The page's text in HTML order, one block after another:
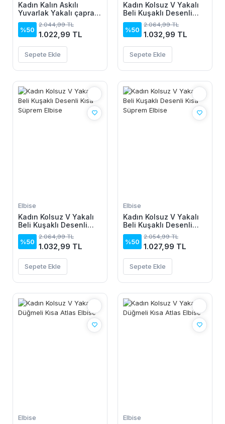
Kadın Kalın Askılı
Yuvarlak Yakalı çapraz
Detaylı Yandan
Bağlamalı üst Süprem
Alt Viskon Elbise
%50
2.044,99 TL
1.022,99 TL
Sepete Ekle
Kadın Kolsuz V Yakalı
Beli Kuşaklı Desenli
Kısa Süprem Elbise
%50
2.064,99 TL
1.032,99 TL
Sepete Ekle
Elbise
Kadın Kolsuz V Yakalı
Beli Kuşaklı Desenli
Kısa Süprem Elbise
%50
2.064,99 TL
1.032,99 TL
Sepete Ekle
Elbise
Kadın Kolsuz V Yakalı
Beli Kuşaklı Desenli
Kısa Süprem Elbise
%50
2.054,99 TL
1.027,99 TL
Sepete Ekle
Elbise Elbise